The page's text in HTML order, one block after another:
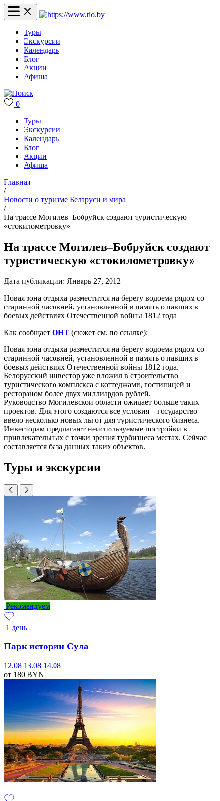
Туры
Экскурсии
Календарь
Блог
Акции
Афиша
0
Туры
Экскурсии
Календарь
Блог
Акции
Афиша
Главная
/
Новости о туризме Беларуси и мира
/
На трассе Могилев–Бобруйск создают туристическую
«стокилометровку»
На трассе Могилев–Бобруйск создают
туристическую «стокилометровку»
Дата публикации: Январь 27, 2012
Новая зона отдыха разместится на берегу водоема рядом со
старинной часовней, установленной в память о павших в
боевых действиях Отечественной войны 1812 года
Как сообщает ОНТ (сюжет см. по ссылке):
Новая зона отдыха разместится на берегу водоема рядом со
старинной часовней, установленной в память о павших в
боевых действиях Отечественной войны 1812 года.
Белорусский инвестор уже вложил в строительство
туристического комплекса с коттеджами, гостиницей и
рестораном более двух миллиардов рублей.
Руководство Могилевской области ожидает больше таких
проектов. Для этого создаются все условия – государство
ввело несколько новых льгот для туристического бизнеса.
Инвесторам предлагают неиспользуемые постройки в
привлекательных с точки зрения турбизнеса местах. Сейчас
составляется база данных таких объектов.
Туры и экскурсии
Рекомендуем
1 день
Парк истории Сула
12.08 13.08 14.08
от 180 BYN